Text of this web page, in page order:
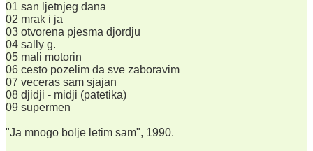
01 san ljetnjeg dana
02 mrak i ja
03 otvorena pjesma djordju
04 sally g.
05 mali motorin
06 cesto pozelim da sve zaboravim
07 veceras sam sjajan
08 djidji - midji (patetika)
09 supermen
"Ja mnogo bolje letim sam", 1990.